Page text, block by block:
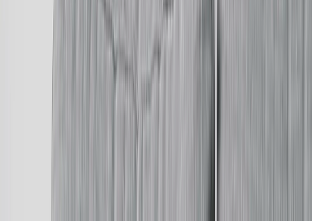
Votre article est toujours fabriqué de manière durable. Chaque article
chaque arbre que vous plantez lors du paiement, nous en plantons